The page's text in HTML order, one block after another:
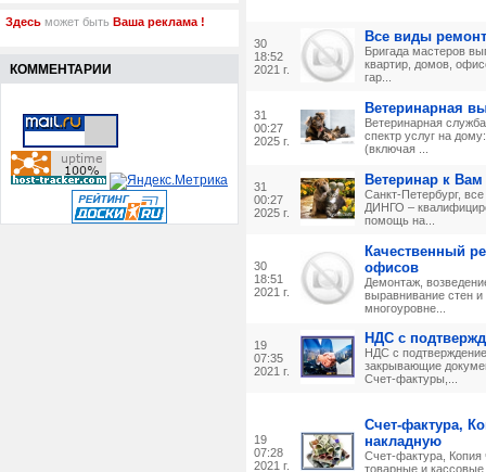
30
18:52
2021 г.
Все виды
Бригада мастеров
квартир, домов,
гар...
31
00:27
2025 г.
Ветеринарная
Ветеринарная
спектр услуг на
(включая ...
31
00:27
2025 г.
Ветеринар к
Санкт-Петербург,
ДИНГО –
помощь на...
30
18:51
2021 г.
Качественный
офисов
Демонтаж,
выравнивание стен и
многоуровне...
19
07:35
2021 г.
НДС с
НДС с
закрывающие
Cчет-фактуры,...
19
07:28
2021 г.
Счет-фактура,
накладную
Счет-фактура, Копия
товарные и кассовые
Здесь может быть Ваша реклама !
КОММЕНТАРИИ